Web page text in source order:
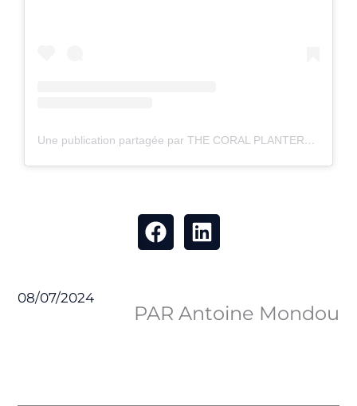
Une publication partagée par THE CORAL PLANTERS (@thecoralplanters)
08/07/2024
PAR Antoine Mondou